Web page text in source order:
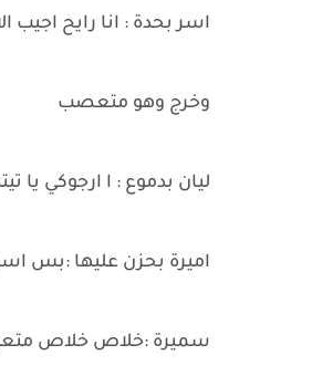
اسر بحدة : انا رايح اجيب
وخرج وهو متعصب
ليان بدموع : ا ارجوكي يا
اميرة بحزن عليها :بس
سميرة :خلاص خلاص